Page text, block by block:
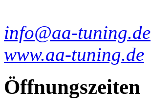
info@aa-tuning.de
www.aa-tuning.de
Öffnungszeiten